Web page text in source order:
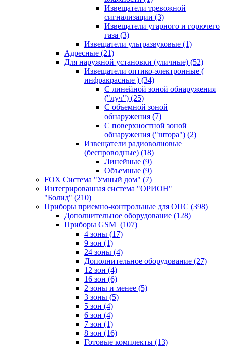
Извещатели тревожной
сигнализации (3)
Извещатели угарного и горючего
газа (3)
Извещатели ультразвуковые (1)
Адресные (21)
Для наружной установки (уличные) (52)
Извещатели оптико-электронные (
инфракрасные ) (34)
С линейной зоной обнаружения
("луч") (25)
С объемной зоной
обнаружения (7)
С поверхностной зоной
обнаружения ("штора") (2)
Извещатели радиоволновые
(беспроводные) (18)
Линейные (9)
Объемные (9)
FOX Система "Умный дом" (7)
Интегрированная система "ОРИОН"
"Болид" (210)
Приборы приемно-контрольные для ОПС (398)
Дополнительное оборудование (128)
Приборы GSM (107)
4 зоны (17)
9 зон (1)
24 зоны (4)
Дополнительное оборудование (27)
12 зон (4)
16 зон (6)
2 зоны и менее (5)
3 зоны (5)
5 зон (4)
6 зон (4)
7 зон (1)
8 зон (16)
Готовые комплекты (13)